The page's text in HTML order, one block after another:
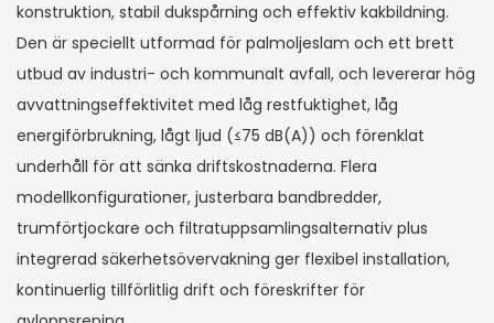
konstruktion, stabil dukspårning och effektiv kakbildning.
Den är speciellt utformad för palmoljeslam och ett brett
utbud av industri- och kommunalt avfall, och levererar hög
avvattningseffektivitet med låg restfuktighet, låg
energiförbrukning, lågt ljud (≤75 dB(A)) och förenklat
underhåll för att sänka driftskostnaderna. Flera
modellkonfigurationer, justerbara bandbredder,
trumförtjockare och filtratuppsamlingsalternativ plus
integrerad säkerhetsövervakning ger flexibel installation,
kontinuerlig tillförlitlig drift och föreskrifter för